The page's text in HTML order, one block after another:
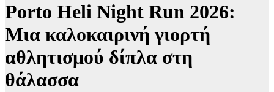
Porto Heli Night Run 2026:
Μια καλοκαιρινή γιορτή
αθλητισμού δίπλα στη
θάλασσα